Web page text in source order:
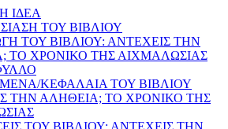
ΙΔΕΑ
ΤΟΥ ΒΙΒΛΙΟΥ
ΤΟΥ ΒΙΒΛΙΟΥ: ΑΝΤΕΧΕΙΣ ΤΗΝ
ΤΟ ΧΡΟΝΙΚΟ ΤΗΣ ΑΙΧΜΑΛΩΣΙΑΣ
ΚΕΦΑΛΑΙΑ ΤΟΥ ΒΙΒΛΙΟΥ
ΤΗΝ ΑΛΗΘΕΙΑ; ΤΟ ΧΡΟΝΙΚΟ ΤΗΣ
ΤΟΥ ΒΙΒΛΙΟΥ: ΑΝΤΕΧΕΙΣ ΤΗΝ